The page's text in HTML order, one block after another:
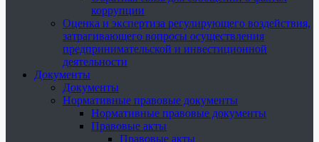
коррупции
Оценка и экспертиза регулирующего воздействия,
затрагивающего вопросы осуществления
предпринимательской и инвестиционной
деятельности
Документы
Документы
Нормативные правовые документы
Нормативные правовые документы
Правовые акты
Правовые акты